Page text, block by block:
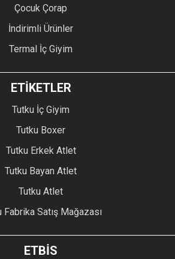
Çocuk Çorap
İndirimli Ürünler
Termal İç Giyim
ETİKETLER
Tutku İç Giyim
Tutku Boxer
Tutku Erkek Atlet
Tutku Bayan Atlet
Tutku Atlet
Fabrika Satış Mağazası
ETBİS